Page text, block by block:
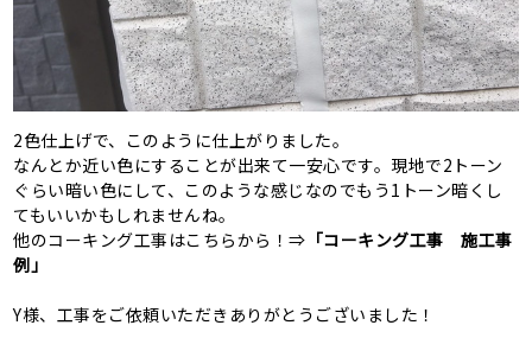
2色仕上げで、このように仕上がりました。
なんとか近い色にすることが出来て一安心です。現地で2トーン
ぐらい暗い色にして、このような感じなのでもう1トーン暗くし
てもいいかもしれませんね。
他のコーキング工事はこちらから！⇒ 「コーキング工事 施工事
例」
Y様、工事をご依頼いただきありがとうございました！